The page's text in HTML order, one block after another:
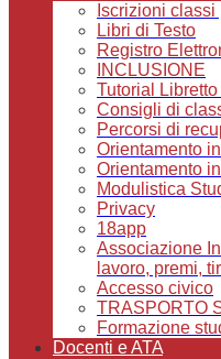
Iscrizioni classi
Libri di Testo
Registro
INCLUSIONE
Tutorial
Consigli di
Percorsi di
Orientamento
Orientamento
Modulistica
Privacy
18app
Associazione
lavoro, premi,
Accesso civico
TRASPORTO
Formazione
Docenti e ATA